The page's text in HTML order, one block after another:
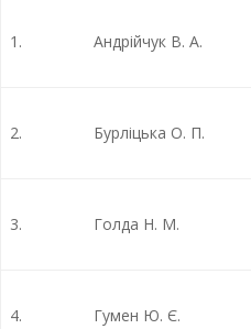
1. Андрійчук В. А.
2. Бурліцька О. П.
3. Голда Н. М.
4. Гумен Ю. Є.